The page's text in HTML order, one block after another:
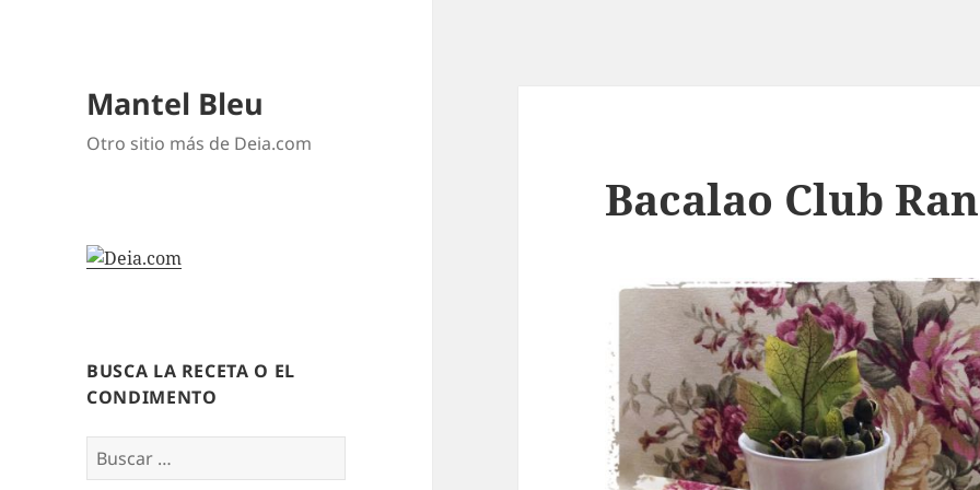
Mantel Bleu
Otro sitio más de Deia.com
BUSCA LA RECETA O EL
CONDIMENTO
Buscar:
Bacalao Club